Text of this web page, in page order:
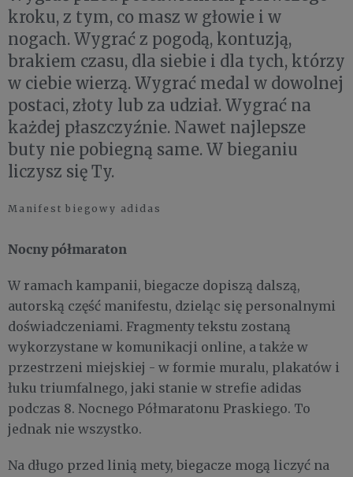
kroku, z tym, co masz w głowie i w
nogach. Wygrać z pogodą, kontuzją,
brakiem czasu, dla siebie i dla tych, którzy
w ciebie wierzą. Wygrać medal w dowolnej
postaci, złoty lub za udział. Wygrać na
każdej płaszczyźnie. Nawet najlepsze
buty nie pobiegną same. W bieganiu
liczysz się Ty.
Manifest biegowy adidas
Nocny półmaraton
W ramach kampanii, biegacze dopiszą dalszą,
autorską część manifestu, dzieląc się personalnymi
doświadczeniami. Fragmenty tekstu zostaną
wykorzystane w komunikacji online, a także w
przestrzeni miejskiej - w formie muralu, plakatów i
łuku triumfalnego, jaki stanie w strefie adidas
podczas 8. Nocnego Półmaratonu Praskiego. To
jednak nie wszystko.
Na długo przed linią mety, biegacze mogą liczyć na